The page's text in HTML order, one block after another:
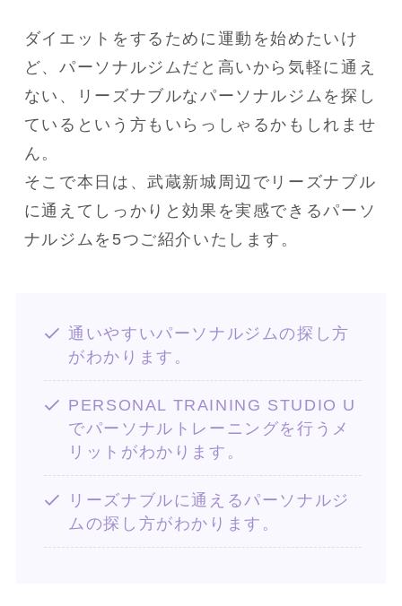
ダイエットをするために運動を始めたいけ
ど、パーソナルジムだと高いから気軽に通え
ない、リーズナブルなパーソナルジムを探し
ているという方もいらっしゃるかもしれませ
ん。
そこで本日は、武蔵新城周辺でリーズナブル
に通えてしっかりと効果を実感できるパーソ
ナルジムを5つご紹介いたします。
通いやすいパーソナルジムの探し方
がわかります。
PERSONAL TRAINING STUDIO U
でパーソナルトレーニングを行うメ
リットがわかります。
リーズナブルに通えるパーソナルジ
ムの探し方がわかります。